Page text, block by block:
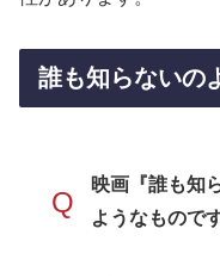
誰も知らないの
Q
映画『誰も知
ようなもので